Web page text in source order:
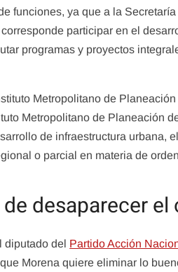
funciones, ya que a la
participar en el
programas y proyectos
Metropolitano de Planeación
de infraestructura urbana,
o parcial en materia de
desaparecer el
diputado del Partido Acción
Morena quiere eliminar lo